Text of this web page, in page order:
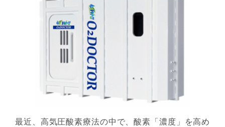
最近、高気圧酸素療法の中で、酸素「濃度」を高め